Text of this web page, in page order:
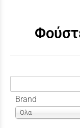
Brand
Όλα